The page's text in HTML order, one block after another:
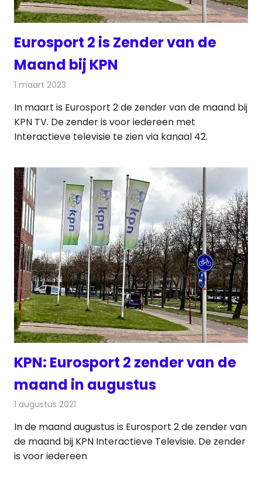
Eurosport 2 is Zender van de
Maand bij KPN
1 maart 2023
In maart is Eurosport 2 de zender van de maand bij
KPN TV. De zender is voor iedereen met
Interactieve televisie te zien via kanaal 42.
KPN: Eurosport 2 zender van de
maand in augustus
1 augustus 2021
In de maand augustus is Eurosport 2 de zender van
de maand bij KPN Interactieve Televisie. De zender
is voor iedereen